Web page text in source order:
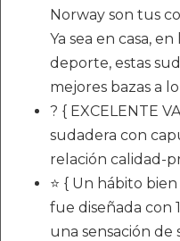
Norway son tus
Ya sea en casa,
deporte, estas
mejores bazas a
? { EXCELENTE
sudadera con
relación calidad-
⭐ { Un hábito
fue diseñada con
una sensación de